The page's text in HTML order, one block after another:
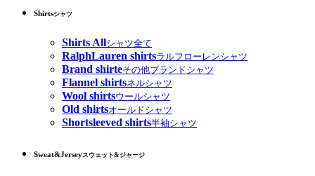
Shirtsシャツ
Shirts Allシャツ全て
RalphLauren shirtsラルフローレンシャツ
Brand shirteその他ブランドシャツ
Flannel shirtsネルシャツ
Wool shirtsウールシャツ
Old shirtsオールドシャツ
Shortsleeved shirts半袖シャツ
Sweat&Jerseyスウェット&ジャージ